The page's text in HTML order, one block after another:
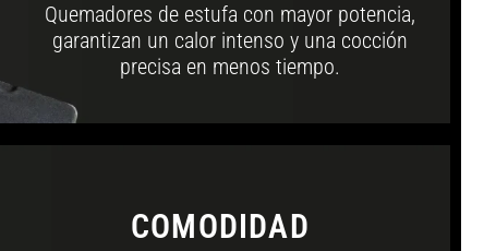
Quemadores de estufa con mayor potencia,
garantizan un calor intenso y una cocción
precisa en menos tiempo.
COMODIDAD